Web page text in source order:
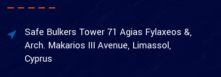
Safe Bulkers Tower 71 Agias Fylaxeos &,
Arch. Makarios III Avenue, Limassol,
Cyprus